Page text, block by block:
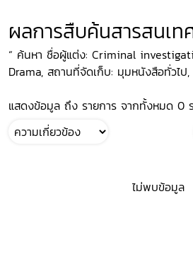
ผลการสืบค้นสารสนเท
“ ค้นหา ชื่อผู้แต่ง: Criminal
Drama, สถานที่จัดเก็บ: มุมหนังสือทั่วไป,
แสดงข้อมูล ถึง รายการ จากทั้งหมด 0
ไม่พบข้อมูล